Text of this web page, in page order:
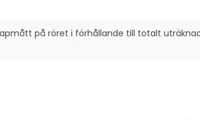
på röret i förhållande till totalt